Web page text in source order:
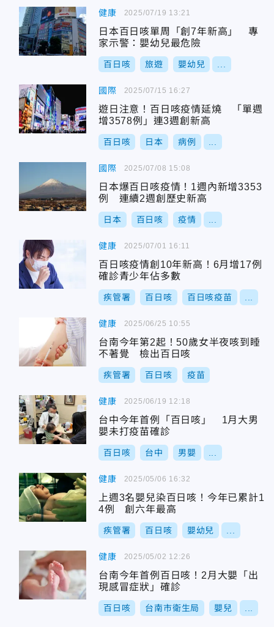
健康
日本百日咳單周「創7年新高」 專
家示警：嬰幼兒最危險
百日咳 旅遊 嬰幼兒
2025/07/19 13:21
國際
遊日注意！百日咳疫情延燒 「單週
增3578例」連3週創新高
百日咳 日本 病例
2025/07/15 16:27
國際
日本爆百日咳疫情！1週內新增3353
例 連續2週創歷史新高
日本 百日咳 疫情
2025/07/08 15:08
健康
百日咳疫情創10年新高！6月增17例
確診青少年佔多數
疾管署 百日咳 百日咳疫苗
2025/07/01 16:11
健康
台南今年第2起！50歲女半夜咳到睡
不著覺 檢出百日咳
疾管署 百日咳 疫苗
2025/06/25 10:55
健康
台中今年首例「百日咳」 1月大男
嬰未打疫苗確診
百日咳 台中 男嬰
2025/06/19 12:18
健康
上週3名嬰兒染百日咳！今年已累計1
4例 創六年最高
疾管署 百日咳 嬰幼兒
2025/05/06 16:32
健康
台南今年首例百日咳！2月大嬰「出
現感冒症狀」確診
百日咳 台南市衛生局 嬰兒
2025/05/02 12:26